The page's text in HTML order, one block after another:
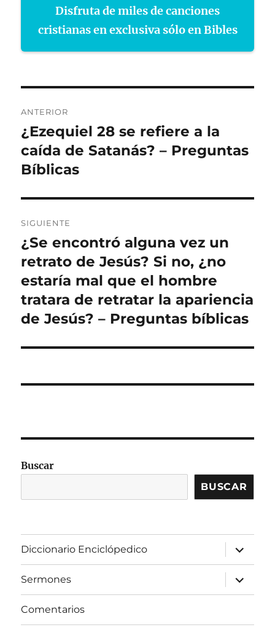
Disfruta de miles de canciones
cristianas en exclusiva sólo en Bibles
de
entradas
ANTERIOR
Entrada
anterior:
¿Ezequiel 28 se refiere a la
caída de Satanás? – Preguntas
Bíblicas
SIGUIENTE
Entrada
siguiente:
¿Se encontró alguna vez un
retrato de Jesús? Si no, ¿no
estaría mal que el hombre
tratara de retratar la apariencia
de Jesús? – Preguntas bíblicas
Buscar
BUSCAR
Diccionario Enciclópedico
expandir
el
menú
inferior
Sermones
expandir
el
menú
Comentarios